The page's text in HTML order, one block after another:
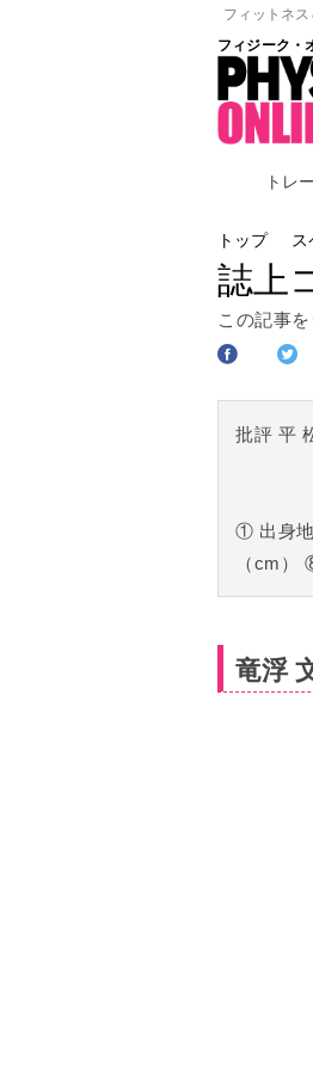
フィットネ
フィジーク・
トレ
トップ ス
誌上
この記事
批評 平
① 出身
（cm）
竜浮